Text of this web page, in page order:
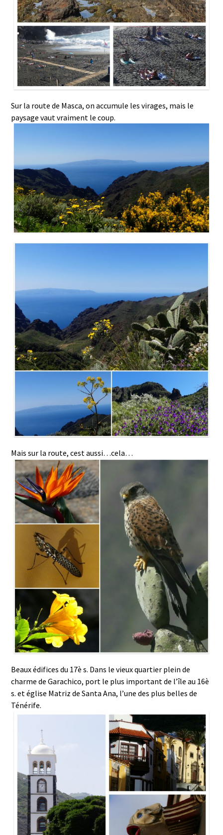
Sur la route de Masca, on accumule les virages, mais le
paysage vaut vraiment le coup.
Mais sur la route, cest aussi…cela…
Beaux édifices du 17è s. Dans le vieux quartier plein de
charme de Garachico, port le plus important de l’île au 16è
s. et église Matriz de Santa Ana, l’une des plus belles de
Ténérife.